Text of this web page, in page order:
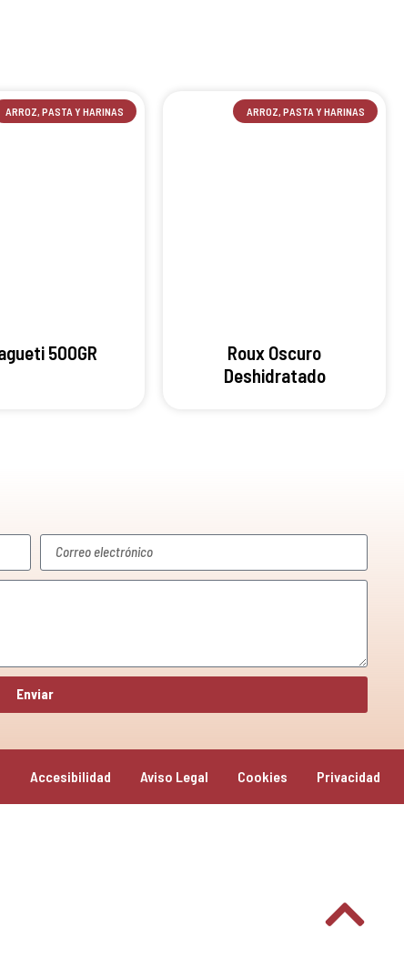
ARROZ, PASTA Y HARINAS
500GR
ARROZ, PASTA Y HARINAS
Roux Oscuro
Deshidratado
Enviar
Accesibilidad Aviso Legal Cookies Privacidad